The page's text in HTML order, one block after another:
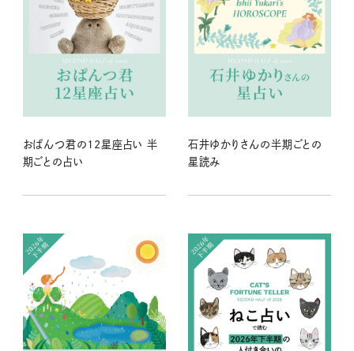
おぱんつ君の12星座占い 半
期ごとの占い
石井ゆかりさんの半期ごとの
星読み